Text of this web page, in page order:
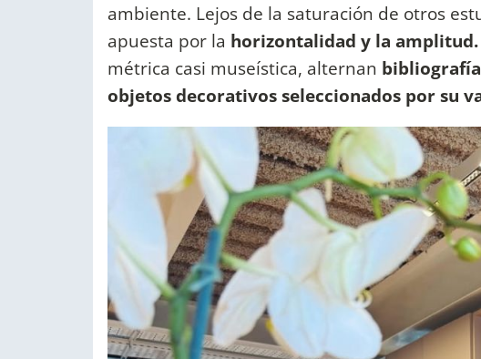
ambiente. Lejos de la saturación de otros
apuesta por la horizontalidad y la amplitud.
métrica casi museística, alternan
objetos decorativos seleccionados por su